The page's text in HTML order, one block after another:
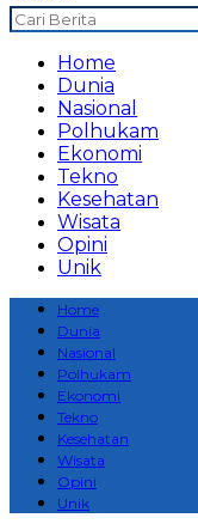
Home
Dunia
Nasional
Polhukam
Ekonomi
Tekno
Kesehatan
Wisata
Opini
Unik
Home
Dunia
Nasional
Polhukam
Ekonomi
Tekno
Kesehatan
Wisata
Opini
Unik